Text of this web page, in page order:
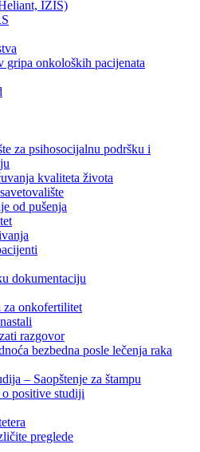
IZIS)
gripa onkoloških pacijenata
za psihosocijalnu podršku i
kvaliteta života
od pušenja
dokumentaciju
za onkofertilitet
razgovor
bezbedna posle lečenja raka
– Saopštenje za štampu
positive studiji
preglede